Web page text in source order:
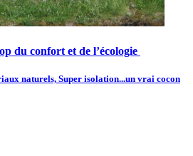
du confort et de l’écologie
naturels, Super isolation...un vrai cocon